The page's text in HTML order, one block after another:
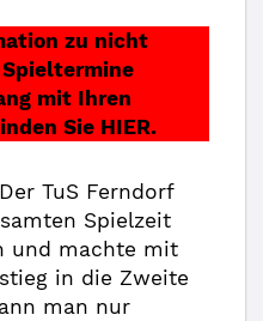
zu nicht
mit Ihren
Sie HIER.
TuS Ferndorf
Spielzeit
und machte mit
in die Zweite
man nur